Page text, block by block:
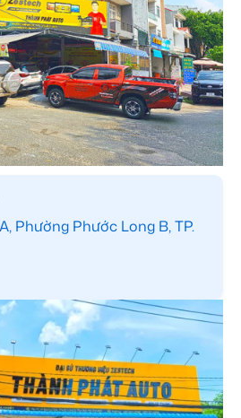
Phường Phước Long B, TP.